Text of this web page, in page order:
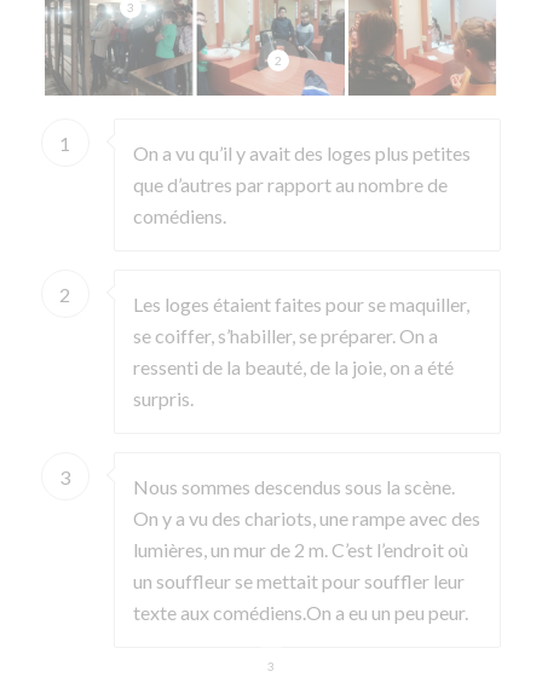
2
3
1
On a vu qu’il y avait des loges plus petites
que d’autres par rapport au nombre de
comédiens.
2
Les loges étaient faites pour se maquiller,
se coiffer, s’habiller, se préparer. On a
ressenti de la beauté, de la joie, on a été
surpris.
3
Nous sommes descendus sous la scène.
On y a vu des chariots, une rampe avec des
lumières, un mur de 2 m. C’est l’endroit où
un souffleur se mettait pour souffler leur
texte aux comédiens.On a eu un peu peur.
1
2
3